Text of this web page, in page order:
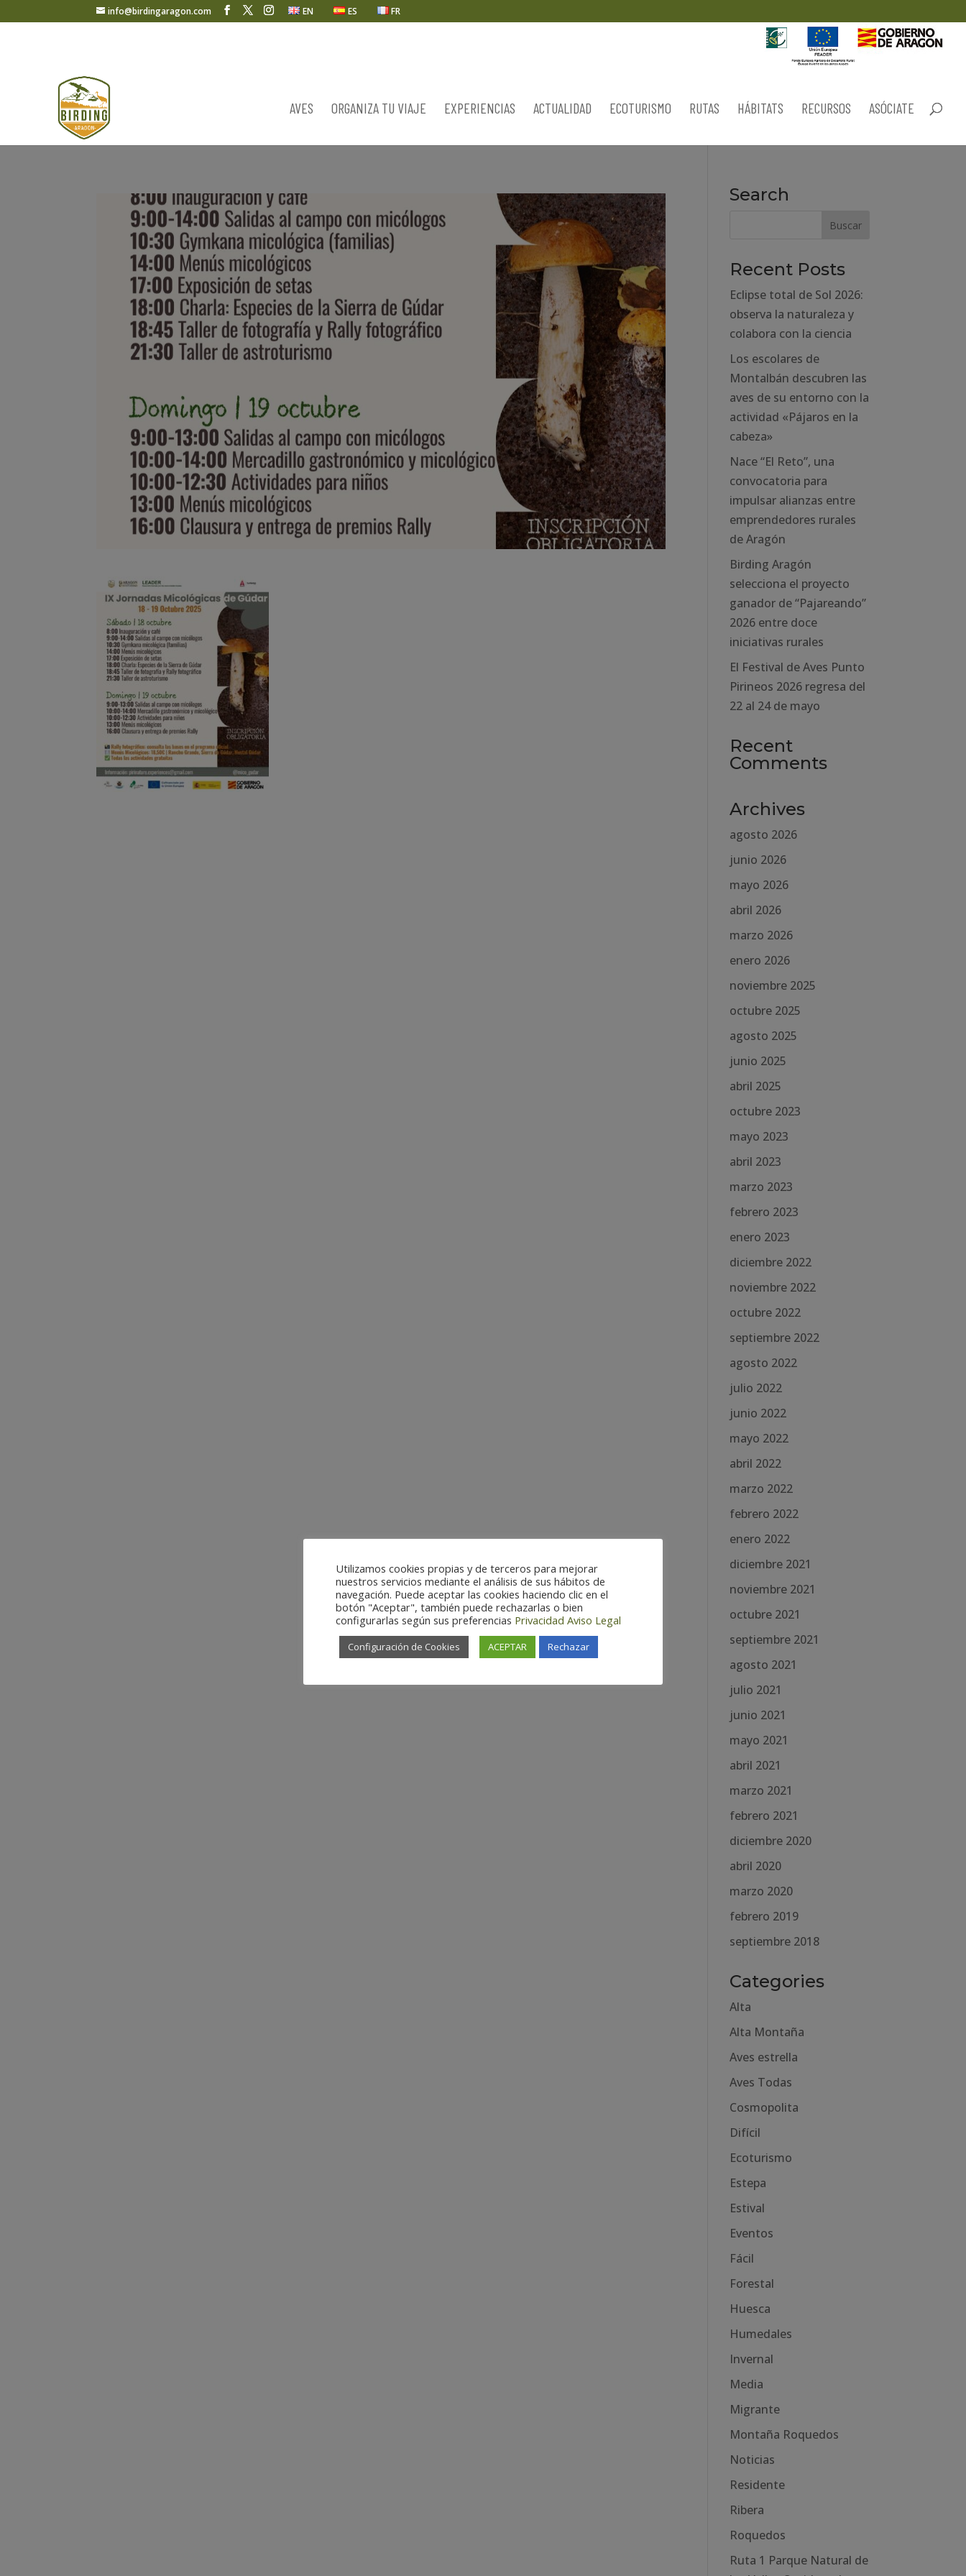
info@birdingaragon.com EN ES FR
AVES ORGANIZA TU VIAJE EXPERIENCIAS ACTUALIDAD ECOTURISMO RUTAS HÁBITATS RECURSOS ASÓCIATE
Search
Recent Posts
Eclipse total de Sol 2026:
observa la naturaleza y
colabora con la ciencia
Los escolares de
Montalbán descubren las
aves de su entorno con la
actividad «Pájaros en la
cabeza»
Nace “El Reto”, una
convocatoria para
impulsar alianzas entre
emprendedores rurales
de Aragón
Birding Aragón
selecciona el proyecto
ganador de “Pajareando”
2026 entre doce
iniciativas rurales
El Festival de Aves Punto
Pirineos 2026 regresa del
22 al 24 de mayo
Recent
Comments
Archives
agosto 2026
junio 2026
mayo 2026
abril 2026
marzo 2026
enero 2026
noviembre 2025
octubre 2025
agosto 2025
junio 2025
abril 2025
octubre 2023
mayo 2023
abril 2023
marzo 2023
febrero 2023
enero 2023
diciembre 2022
noviembre 2022
octubre 2022
septiembre 2022
agosto 2022
julio 2022
junio 2022
mayo 2022
abril 2022
marzo 2022
febrero 2022
enero 2022
diciembre 2021
noviembre 2021
octubre 2021
septiembre 2021
agosto 2021
julio 2021
junio 2021
mayo 2021
abril 2021
marzo 2021
febrero 2021
diciembre 2020
abril 2020
marzo 2020
febrero 2019
septiembre 2018
Categories
Alta
Alta Montaña
Aves estrella
Aves Todas
Cosmopolita
Difícil
Ecoturismo
Estepa
Estival
Eventos
Fácil
Forestal
Huesca
Humedales
Invernal
Media
Migrante
Montaña Roquedos
Noticias
Residente
Ribera
Roquedos
Ruta 1 Parque Natural de
Utilizamos cookies propias y de terceros para mejorar
nuestros servicios mediante el análisis de sus hábitos de
navegación. Puede aceptar las cookies haciendo clic en el
botón "Aceptar", también puede rechazarlas o bien
configurarlas según sus preferencias Privacidad Aviso Legal
Configuración de Cookies ACEPTAR Rechazar